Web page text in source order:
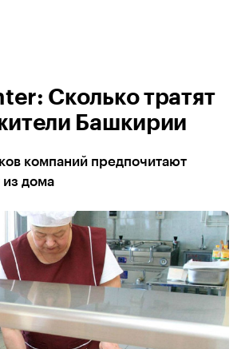
Сколько тратят
Башкирии
компаний предпочитают
из дома